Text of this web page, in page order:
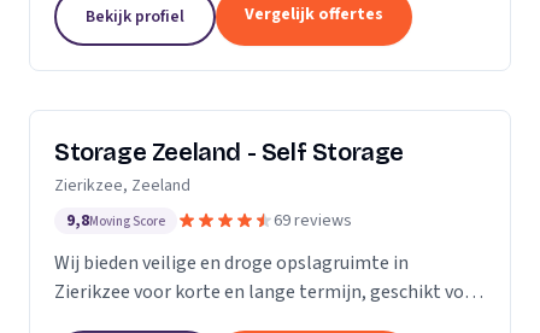
Bekijk profiel Vergelijk offertes
Storage Zeeland - Self Storage
Zierikzee, Zeeland
9,8Moving Score 69 reviews
Wij bieden veilige en droge opslagruimte in
Zierikzee voor korte en lange termijn, geschikt voor